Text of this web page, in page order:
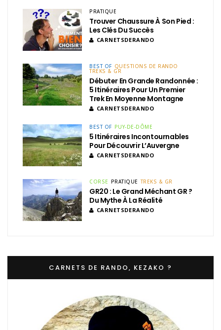
PRATIQUE
Trouver Chaussure À Son Pied :
Les Clés Du Succès
CARNETSDERANDO
BEST OF QUESTIONS DE RANDO
TREKS & GR
Débuter En Grande Randonnée :
5 Itinéraires Pour Un Premier
Trek En Moyenne Montagne
CARNETSDERANDO
BEST OF PUY-DE-DÔME
5 Itinéraires Incontournables
Pour Découvrir L’Auvergne
CARNETSDERANDO
CORSE PRATIQUE TREKS & GR
GR20 : Le Grand Méchant GR ?
Du Mythe À La Réalité
CARNETSDERANDO
CARNETS DE RANDO, KEZAKO ?